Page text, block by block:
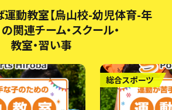
運動教室【烏山校-幼児体育-年
関連チーム・スクール・
教室・習い事
総合スポーツ